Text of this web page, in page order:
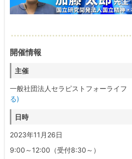
開催情報
主催
一般社団法人セラピストフォーライフ
る)
日時
2023年11月26日
9:00～12:00（受付8:30～）